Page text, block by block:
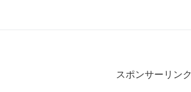
スポンサーリンク